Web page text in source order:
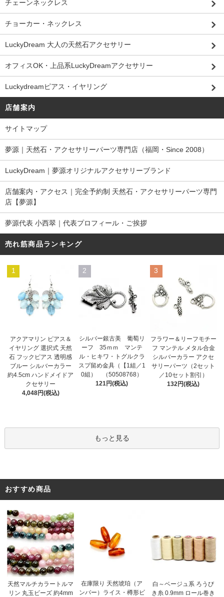
チェーンネックレス
チョーカー・ネックレス
LuckyDream 大人の天然石アクセサリー
オフィスOK・上品系LuckyDreamアクセサリー
Luckydreamピアス・イヤリング
店舗案内
サイトマップ
夢源｜天然石・アクセサリーパーツ専門店（福岡・Since 2008）
LuckyDream｜夢源オリジナルアクセサリーブランド
店舗案内・アクセス｜完全予約制 天然石・アクセサリーパーツ専門
店【夢源】
夢源代表 小西翠｜代表プロフィール・ご挨拶
売れ筋商品ランキング
1
アクアマリン ピアス＆
イヤリング 選択式 天然
石 フックピアス 透明感
ブルー シルバーカラー
約4.5cm ハンドメイドア
クセサリー
4,048円(税込)
2
シルバー銀古美 葡萄リ
ーフ 35ｍｍ マンテ
ル・ヒキワ・トグルクラ
スプ留め金具（【1組／1
0組） （50508768）
121円(税込)
3
フラワー＆リーフモチー
フ マンテル メタル合金
シルバーカラー アクセ
サリーパーツ（2セット
／10セット割引）
132円(税込)
もっと見る
おすすめ商品
天然マルチカラートルマ
リン 丸玉ビーズ 約4mm
在庫限り 天然琥珀（ア
ンバー）ライス・樽形ビ
白～ベージュ系 ろうび
き糸 0.9mm ロール巻き